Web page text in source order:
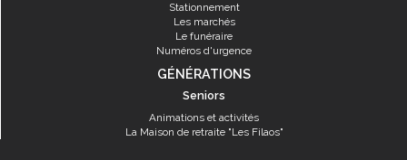
Stationnement
Les marchés
Le funéraire
Numéros d'urgence
GÉNÉRATIONS
Seniors
Animations et activités
La Maison de retraite "Les Filaos"